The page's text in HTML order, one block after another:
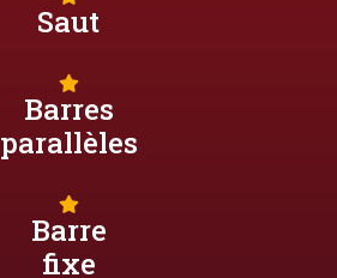
Saut
Barres
parallèles
Barre
fixe